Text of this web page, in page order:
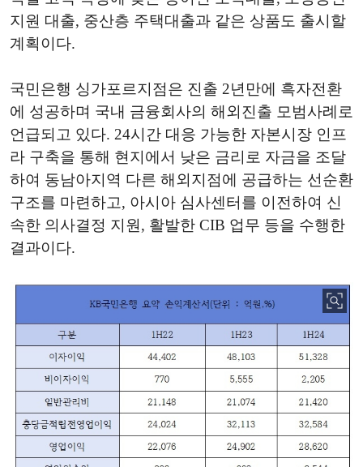
지원 대출, 중산층 주택대출과 같은 상품도 출시할
계획이다.
국민은행 싱가포르지점은 진출 2년만에 흑자전환
에 성공하며 국내 금융회사의 해외진출 모범사례로
언급되고 있다. 24시간 대응 가능한 자본시장 인프
라 구축을 통해 현지에서 낮은 금리로 자금을 조달
하여 동남아지역 다른 해외지점에 공급하는 선순환
구조를 마련하고, 아시아 심사센터를 이전하여 신
속한 의사결정 지원, 활발한 CIB 업무 등을 수행한
결과이다.